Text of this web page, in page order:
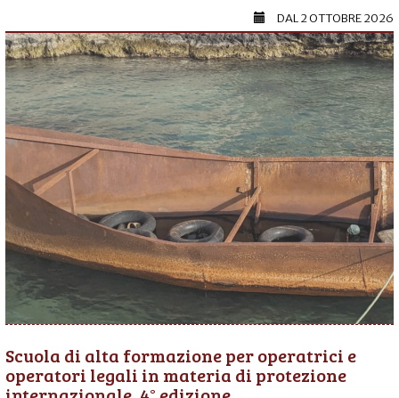
DAL2 OTTOBRE 2026
Scuola di alta formazione per operatrici e
operatori legali in materia di protezione